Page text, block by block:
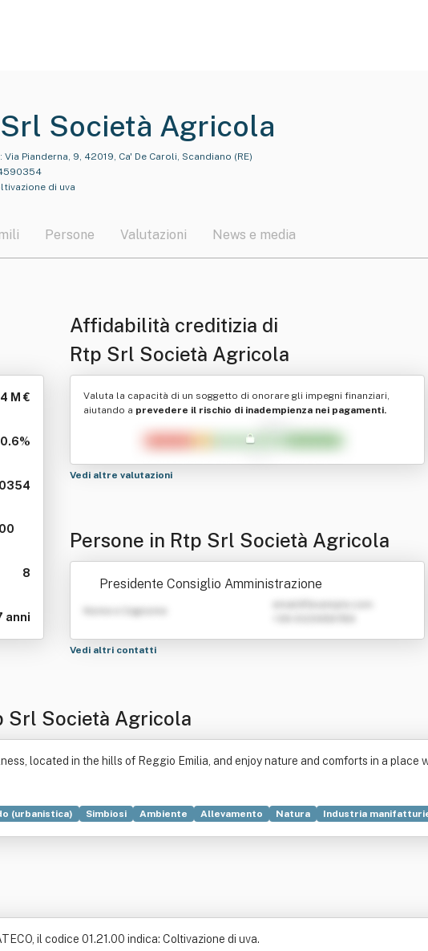
Società Agricola
Via Pianderna, 9, 42019, Ca' De Caroli, Scandiano (RE)
di uva
Persone Valutazioni News e media
M €
8
anni
Affidabilità creditizia di
Rtp Srl Società Agricola
Valuta la capacità di un soggetto di onorare gli impegni finanziari,
aiutando a prevedere il rischio di inadempienza nei pagamenti.
Vedi altre valutazioni
Persone in Rtp Srl Società Agricola
Presidente Consiglio Amministrazione
Nome e Cognome
Vedi altri contatti
Srl Società Agricola
located in the hills of Reggio Emilia, and enjoy nature and comforts in a place
(urbanistica) Simbiosi Ambiente Allevamento Natura Industria
il codice 01.21.00 indica: Coltivazione di uva.